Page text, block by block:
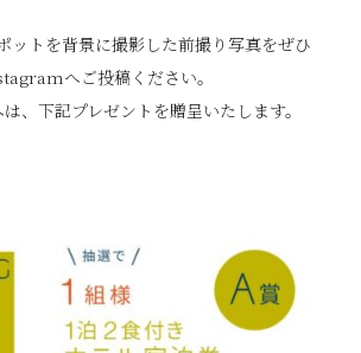
ットを背景に撮影した前撮り写真をぜひ
へご投稿ください。
、下記プレゼントを贈呈いたします。